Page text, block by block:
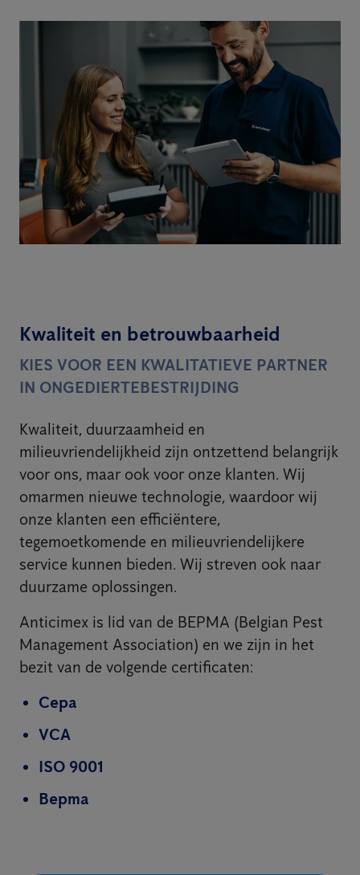
Kwaliteit en betrouwbaarheid
KIES VOOR EEN KWALITATIEVE PARTNER
IN ONGEDIERTEBESTRIJDING
Kwaliteit, duurzaamheid en
milieuvriendelijkheid zijn ontzettend belangrijk
voor ons, maar ook voor onze klanten. Wij
omarmen nieuwe technologie, waardoor wij
onze klanten een efficiëntere,
tegemoetkomende en milieuvriendelijkere
service kunnen bieden. Wij streven ook naar
duurzame oplossingen.
Anticimex is lid van de BEPMA (Belgian Pest
Management Association) en we zijn in het
bezit van de volgende certificaten:
Cepa
VCA
ISO 9001
Bepma